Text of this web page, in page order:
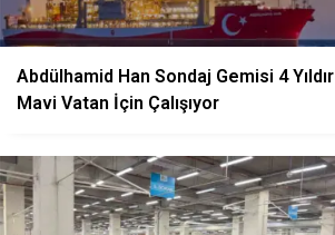
Abdülhamid Han Sondaj Gemisi 4 Yıldır
Mavi Vatan İçin Çalışıyor